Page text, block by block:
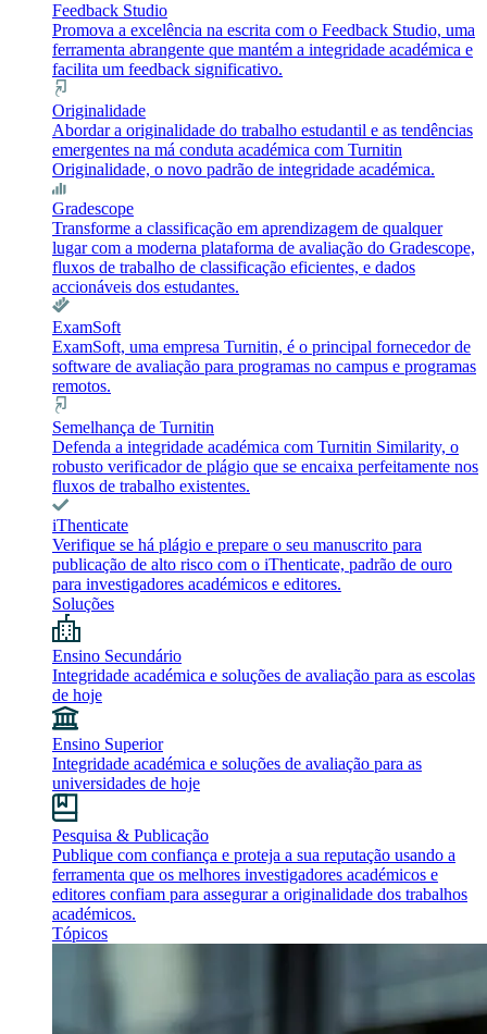
Feedback Studio
Promova a excelência na escrita com o Feedback Studio, uma
ferramenta abrangente que mantém a integridade académica e
facilita um feedback significativo.
Originalidade
Abordar a originalidade do trabalho estudantil e as tendências
emergentes na má conduta académica com Turnitin
Originalidade, o novo padrão de integridade académica.
Gradescope
Transforme a classificação em aprendizagem de qualquer
lugar com a moderna plataforma de avaliação do Gradescope,
fluxos de trabalho de classificação eficientes, e dados
accionáveis dos estudantes.
ExamSoft
ExamSoft, uma empresa Turnitin, é o principal fornecedor de
software de avaliação para programas no campus e programas
remotos.
Semelhança de Turnitin
Defenda a integridade académica com Turnitin Similarity, o
robusto verificador de plágio que se encaixa perfeitamente nos
fluxos de trabalho existentes.
iThenticate
Verifique se há plágio e prepare o seu manuscrito para
publicação de alto risco com o iThenticate, padrão de ouro
para investigadores académicos e editores.
Soluções
Ensino Secundário
Integridade académica e soluções de avaliação para as escolas
de hoje
Ensino Superior
Integridade académica e soluções de avaliação para as
universidades de hoje
Pesquisa & Publicação
Publique com confiança e proteja a sua reputação usando a
ferramenta que os melhores investigadores académicos e
editores confiam para assegurar a originalidade dos trabalhos
académicos.
Tópicos